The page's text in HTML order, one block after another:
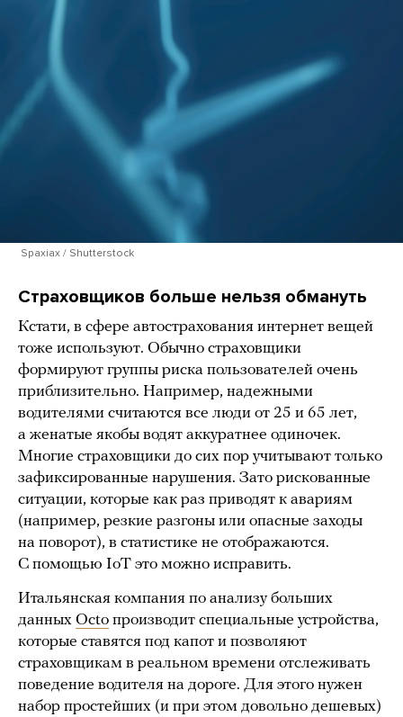
Spaxiax / Shutterstock
Страховщиков больше нельзя обмануть
Кстати, в сфере автострахования интернет вещей
тоже используют. Обычно страховщики
формируют группы риска пользователей очень
приблизительно. Например, надежными
водителями считаются все люди от 25 и 65 лет,
а женатые якобы водят аккуратнее одиночек.
Многие страховщики до сих пор учитывают только
зафиксированные нарушения. Зато рискованные
ситуации, которые как раз приводят к авариям
(например, резкие разгоны или опасные заходы
на поворот), в статистике не отображаются.
С помощью IoT это можно исправить.
Итальянская компания по анализу больших
данных Octo производит специальные устройства,
которые ставятся под капот и позволяют
страховщикам в реальном времени отслеживать
поведение водителя на дороге. Для этого нужен
набор простейших (и при этом довольно дешевых)